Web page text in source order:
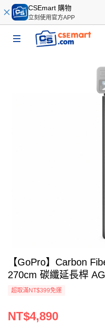
CSEmart 購物
立刻使用官方APP
【GoPro】Carbon
270cm 碳纖延長桿
超取滿NT$399免運
NT$4,890